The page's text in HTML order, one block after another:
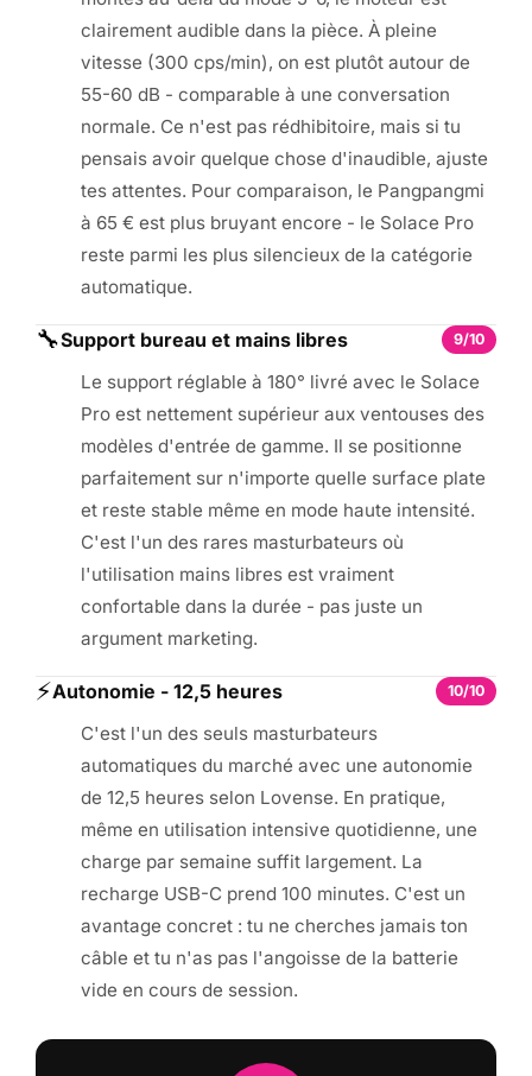
clairement audible dans la pièce. À pleine
vitesse (300 cps/min), on est plutôt autour de
55-60 dB - comparable à une conversation
normale. Ce n'est pas rédhibitoire, mais si tu
pensais avoir quelque chose d'inaudible, ajuste
tes attentes. Pour comparaison, le Pangpangmi
à 65 € est plus bruyant encore - le Solace Pro
reste parmi les plus silencieux de la catégorie
automatique.
🔧Support bureau et mains libres 9/10
Le support réglable à 180° livré avec le Solace
Pro est nettement supérieur aux ventouses des
modèles d'entrée de gamme. Il se positionne
parfaitement sur n'importe quelle surface plate
et reste stable même en mode haute intensité.
C'est l'un des rares masturbateurs où
l'utilisation mains libres est vraiment
confortable dans la durée - pas juste un
argument marketing.
⚡Autonomie - 12,5 heures 10/10
C'est l'un des seuls masturbateurs
automatiques du marché avec une autonomie
de 12,5 heures selon Lovense. En pratique,
même en utilisation intensive quotidienne, une
charge par semaine suffit largement. La
recharge USB-C prend 100 minutes. C'est un
avantage concret : tu ne cherches jamais ton
câble et tu n'as pas l'angoisse de la batterie
vide en cours de session.